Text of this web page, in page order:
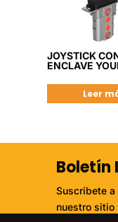
JOYSTICK
ENCLAVE
Leer
Boletín
Suscríbete
nuestro sitio